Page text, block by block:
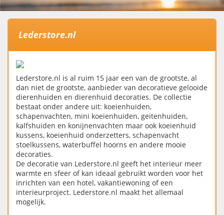
Lederstore.nl
Lederstore.nl is al ruim 15 jaar een van de grootste, al
dan niet de grootste, aanbieder van decoratieve gelooide
dierenhuiden en dierenhuid decoraties. De collectie
bestaat onder andere uit: koeienhuiden,
schapenvachten, mini koeienhuiden, geitenhuiden,
kalfshuiden en konijnenvachten maar ook koeienhuid
kussens, koeienhuid onderzetters, schapenvacht
stoelkussens, waterbuffel hoorns en andere mooie
decoraties.
De decoratie van Lederstore.nl geeft het interieur meer
warmte en sfeer of kan ideaal gebruikt worden voor het
inrichten van een hotel, vakantiewoning of een
interieurproject. Lederstore.nl maakt het allemaal
mogelijk.